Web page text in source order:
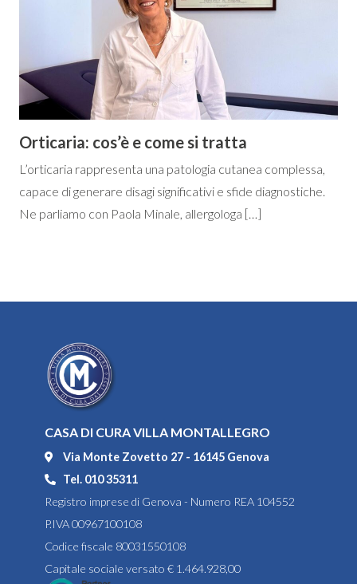
Orticaria: cos’è e come si tratta
L’orticaria rappresenta una patologia cutanea complessa,
capace di generare disagi significativi e sfide diagnostiche.
Ne parliamo con Paola Minale, allergologa […]
CASA DI CURA VILLA MONTALLEGRO
Via Monte Zovetto 27 - 16145 Genova
Tel. 010 35311
Registro imprese di Genova - Numero REA 104552
P.IVA 00967100108
Codice fiscale 80031550108
Capitale sociale versato € 1.464.928,00